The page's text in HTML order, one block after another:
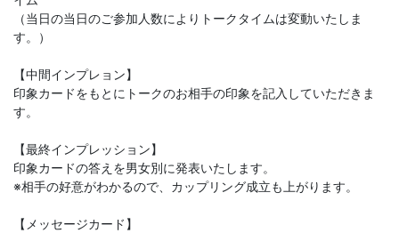
（当日の当日のご参加人数によりトークタイムは変動いたしま
す。）
【中間インプレョン】
印象カードをもとにトークのお相手の印象を記入していただきま
す。
【最終インプレッション】
印象カードの答えを男女別に発表いたします。
※相手の好意がわかるので、カップリング成立も上がります。
【メッセージカード】